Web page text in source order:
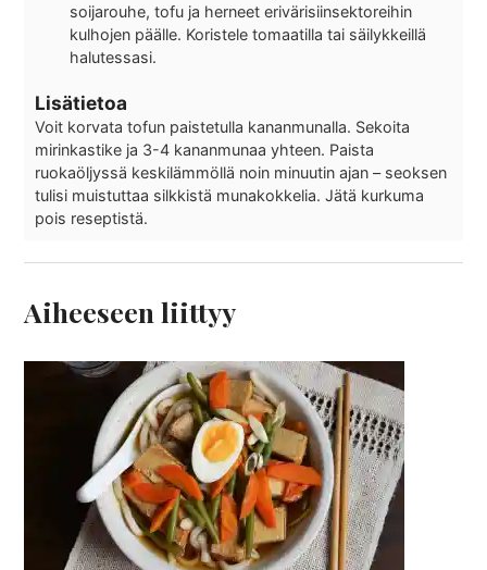
soijarouhe, tofu ja herneet erivärisiinsektoreihin
kulhojen päälle. Koristele tomaatilla tai säilykkeillä
halutessasi.
Lisätietoa
Voit korvata tofun paistetulla kananmunalla. Sekoita
mirinkastike ja 3-4 kananmunaa yhteen. Paista
ruokaöljyssä keskilämmöllä noin minuutin ajan – seoksen
tulisi muistuttaa silkkistä munakokkelia. Jätä kurkuma
pois reseptistä.
Aiheeseen liittyy